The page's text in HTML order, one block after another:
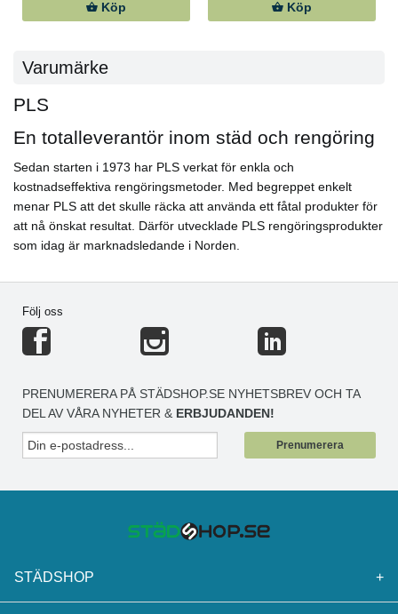
Köp Köp
Varumärke
PLS
En totalleverantör inom städ och rengöring
Sedan starten i 1973 har PLS verkat för enkla och
kostnadseffektiva rengöringsmetoder. Med begreppet enkelt
menar PLS att det skulle räcka att använda ett fåtal produkter för
att nå önskat resultat. Därför utvecklade PLS rengöringsprodukter
som idag är marknadsledande i Norden.
Följ oss
PRENUMERERA PÅ STÄDSHOP.SE NYHETSBREV OCH TA
DEL AV VÅRA NYHETER & ERBJUDANDEN!
Prenumerera
STÄDSHOP +